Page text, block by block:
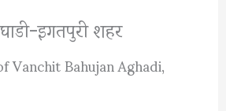
इगतपुरी शहर
Bahujan Aghadi,